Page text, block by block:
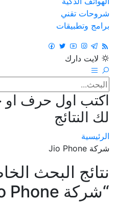
شروحات تقني
برامج وتطبيقات
لايت دارك
اكتب اول حرف او
لك النتائج
الرئيسية
شركة Jio Phone
نتائج البحث
“شركة Jio Phone”